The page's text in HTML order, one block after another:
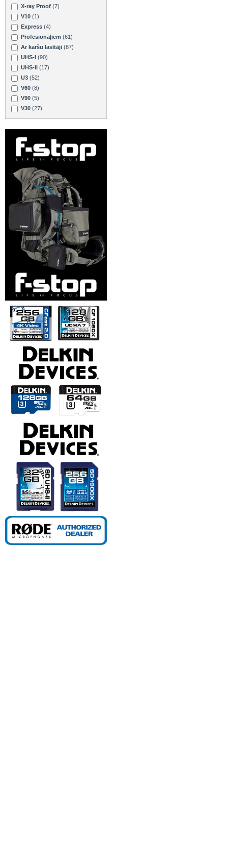
X-ray Proof (7)
V10 (1)
Express (4)
Profesionāļiem (61)
Ar karšu lasītāji (87)
UHS-I (90)
UHS-II
(17)
U3 (52)
V60 (8)
V90 (5)
V30 (27)